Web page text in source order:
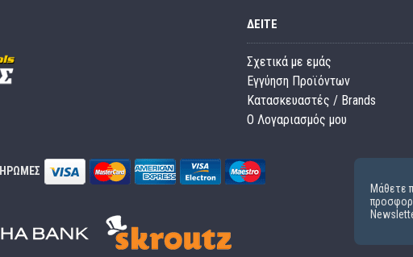
ΔΕΊΤΕ
Σχετικά με εμάς
Εγγύηση Προϊόντων
Κατασκευαστές / Brands
O Λογαριασμός μου
Μάθετε